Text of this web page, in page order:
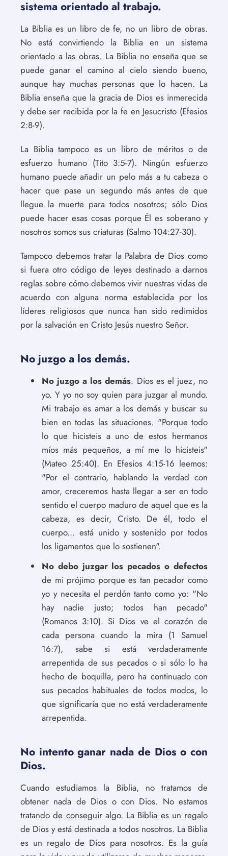
sistema orientado al trabajo.
La Biblia es un libro de fe, no un libro de obras.
No está convirtiendo la Biblia en un sistema
orientado a las obras. La Biblia no enseña que se
puede ganar el camino al cielo siendo bueno,
aunque hay muchas personas que lo hacen. La
Biblia enseña que la gracia de Dios es inmerecida
y debe ser recibida por la fe en Jesucristo (Efesios
2:8-9).
La Biblia tampoco es un libro de méritos o de
esfuerzo humano (Tito 3:5-7). Ningún esfuerzo
humano puede añadir un pelo más a tu cabeza o
hacer que pase un segundo más antes de que
llegue la muerte para todos nosotros; sólo Dios
puede hacer esas cosas porque Él es soberano y
nosotros somos sus criaturas (Salmo 104:27-30).
Tampoco debemos tratar la Palabra de Dios como
si fuera otro código de leyes destinado a darnos
reglas sobre cómo debemos vivir nuestras vidas de
acuerdo con alguna norma establecida por los
líderes religiosos que nunca han sido redimidos
por la salvación en Cristo Jesús nuestro Señor.
No juzgo a los demás.
No juzgo a los demás. Dios es el juez, no
yo. Y yo no soy quien para juzgar al mundo.
Mi trabajo es amar a los demás y buscar su
bien en todas las situaciones. "Porque todo
lo que hicisteis a uno de estos hermanos
míos más pequeños, a mí me lo hicisteis"
(Mateo 25:40). En Efesios 4:15-16 leemos:
"Por el contrario, hablando la verdad con
amor, creceremos hasta llegar a ser en todo
sentido el cuerpo maduro de aquel que es la
cabeza, es decir, Cristo. De él, todo el
cuerpo... está unido y sostenido por todos
los ligamentos que lo sostienen".
No debo juzgar los pecados o defectos
de mi prójimo porque es tan pecador como
yo y necesita el perdón tanto como yo: "No
hay nadie justo; todos han pecado"
(Romanos 3:10). Si Dios ve el corazón de
cada persona cuando la mira (1 Samuel
16:7), sabe si está verdaderamente
arrepentida de sus pecados o si sólo lo ha
hecho de boquilla, pero ha continuado con
sus pecados habituales de todos modos, lo
que significaría que no está verdaderamente
arrepentida.
No intento ganar nada de Dios o con
Dios.
Cuando estudiamos la Biblia, no tratamos de
obtener nada de Dios o con Dios. No estamos
tratando de conseguir algo. La Biblia es un regalo
de Dios y está destinada a todos nosotros. La Biblia
es un regalo de Dios para nosotros. Es la guía